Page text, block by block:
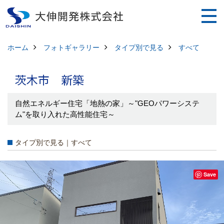
ホーム フォトギャラリー タイプ別で見る すべて
茨木市 新築
自然エネルギー住宅「地熱の家」～"GEOパワーシステ
ム"を取り入れた高性能住宅～
タイプ別で見る｜すべて
Save